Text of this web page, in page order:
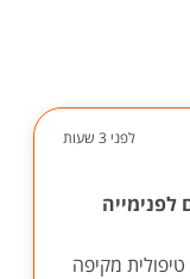
לפני 3 שעות
מקיפה